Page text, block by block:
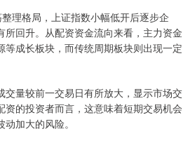
理格局，上证指数小幅低开后逐步企
所回升。从配资资金流向来看，主力资金
等成长板块，而传统周期板块则出现一定
交量较前一交易日有所放大，显示市场交
资的投资者而言，这意味着短期交易机会
加大的风险。